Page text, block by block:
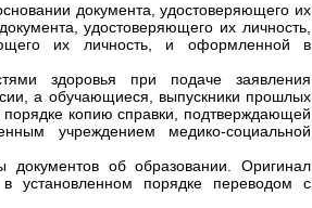
документа, удостоверяющего их
удостоверяющего их личность,
их личность, и оформленной в
здоровья при подаче заявления
а обучающиеся, выпускники прошлых
копию справки, подтверждающей
учреждением медико-социальной
об образовании. Оригинал
установленном порядке переводом с